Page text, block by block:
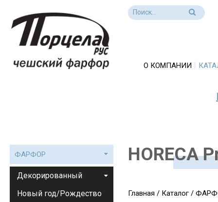
О КОМПАНИИ
HORECA
Главная / Каталог/
ФАРФОР
Декорированный
Новый год/Рождество